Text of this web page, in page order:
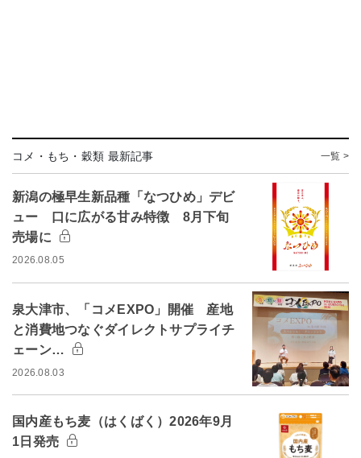
コメ・もち・穀類 最新記事 一覧 >
新潟の極早生新品種「なつひめ」デビ
ュー 口に広がる甘み特徴 8月下旬
売場に
2026.08.05
泉大津市、「コメEXPO」開催 産地
と消費地つなぐダイレクトサプライチ
ェーン…
2026.08.03
国内産もち麦（はくばく）2026年9月
1日発売